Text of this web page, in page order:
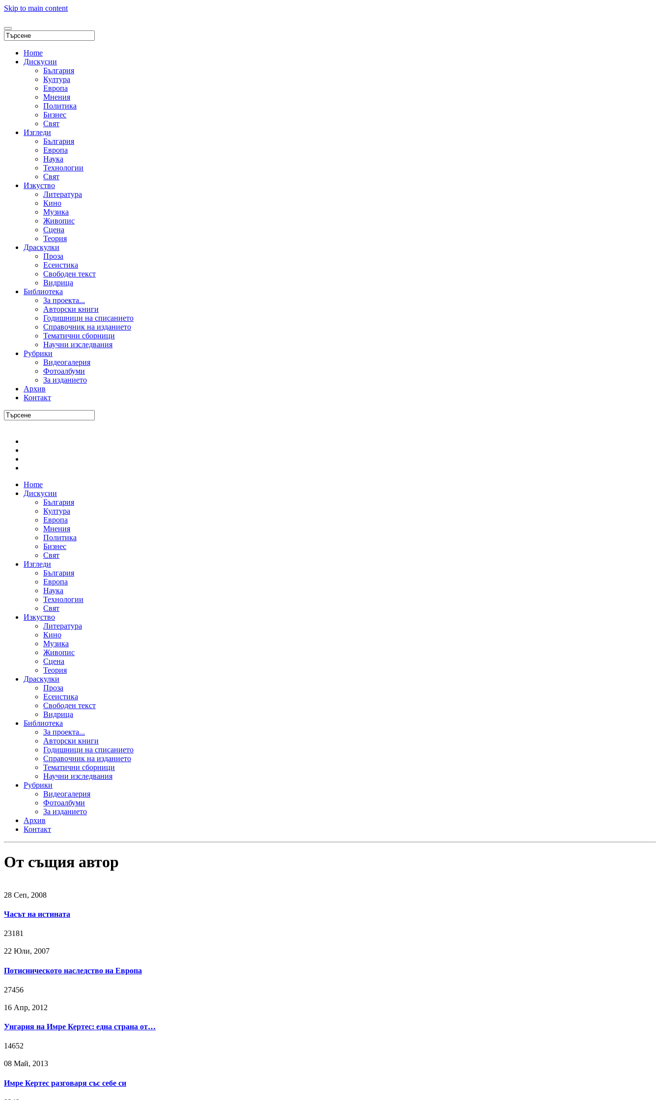
Skip to main content
Home
Дискусии
България
Култура
Европа
Мнения
Политика
Бизнес
Свят
Изгледи
България
Европа
Наука
Технологии
Свят
Изкуство
Литература
Кино
Музика
Живопис
Сцена
Теория
Драскулки
Проза
Есеистика
Свободен текст
Видрица
Библиотека
За проекта...
Авторски книги
Годишници на списанието
Справочник на изданието
Тематични сборници
Научни изследвания
Рубрики
Видеогалерия
Фотоалбуми
За изданието
Архив
Контакт
Home
Дискусии
България
Култура
Европа
Мнения
Политика
Бизнес
Свят
Изгледи
България
Европа
Наука
Технологии
Свят
Изкуство
Литература
Кино
Музика
Живопис
Сцена
Теория
Драскулки
Проза
Есеистика
Свободен текст
Видрица
Библиотека
За проекта...
Авторски книги
Годишници на списанието
Справочник на изданието
Тематични сборници
Научни изследвания
Рубрики
Видеогалерия
Фотоалбуми
За изданието
Архив
Контакт
От същия автор
28 Сeп, 2008
Часът на истината
23181
22 Юли, 2007
Потисническото наследство на Европа
27456
16 Апр, 2012
Унгария на Имре Кертес: една страна от…
14652
08 Май, 2013
Имре Кертес разговаря със себе си